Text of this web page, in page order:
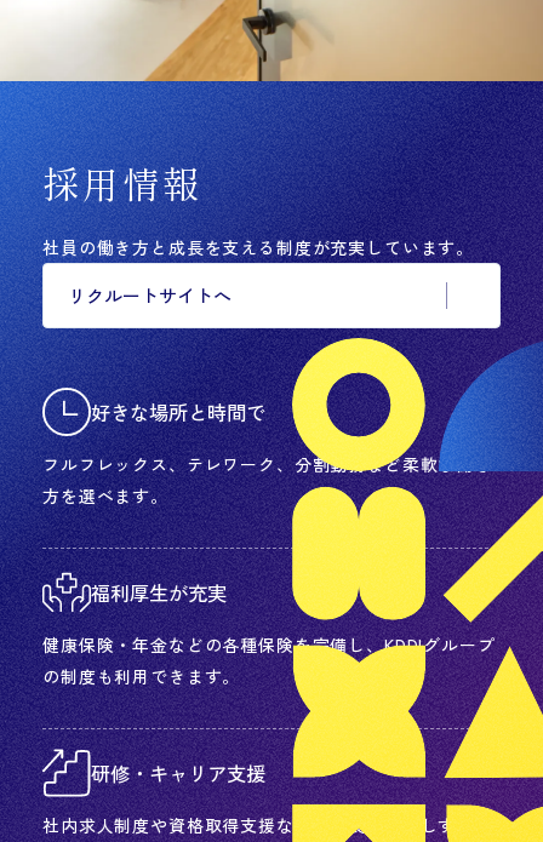
採用情報
社員の働き方と成長を支える制度が充実しています。
リクルートサイトへ
好きな場所と時間で
フルフレックス、テレワーク、分割勤務など柔軟な働き
方を選べます。
福利厚生が充実
健康保険・年金などの各種保険を完備し、KDDIグループ
の制度も利用できます。
研修・キャリア支援
社内求人制度や資格取得支援など、成長を後押しする制